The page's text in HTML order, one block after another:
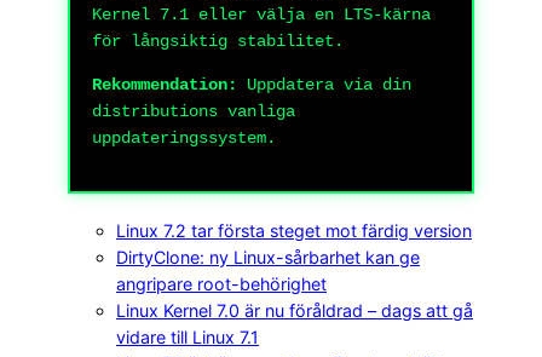
Kernel 7.1 eller välja en LTS-kärna
för långsiktig stabilitet.
Rekommendation:
Uppdatera via din
distributions vanliga
uppdateringssystem.
Linux 7.2 tar första steget mot färdig version
DirtyClone: ny Linux-sårbarhet kan ge
angripare root-behörighet
Linux Kernel 7.0 är nu föråldrad – dags att gå
vidare till Linux 7.1